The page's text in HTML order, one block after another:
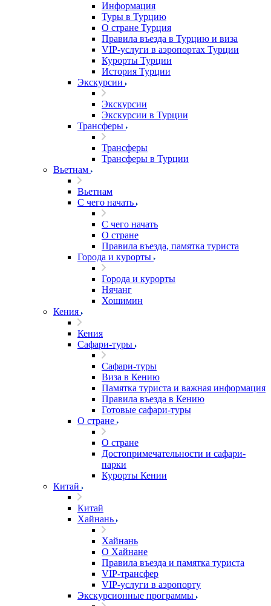
Информация
Туры в Турцию
О стране Турция
Правила въезда в Турцию и виза
VIP-услуги в аэропортах Турции
Курорты Турции
История Турции
Экскурсии
Экскурсии
Экскурсии в Турции
Трансферы
Трансферы
Трансферы в Турции
Вьетнам
Вьетнам
С чего начать
С чего начать
О стране
Правила въезда, памятка туриста
Города и курорты
Города и курорты
Нячанг
Хошимин
Кения
Кения
Сафари-туры
Сафари-туры
Виза в Кению
Памятка туриста и важная информация
Правила въезда в Кению
Готовые сафари-туры
О стране
О стране
Достопримечательности и сафари-
парки
Курорты Кении
Китай
Китай
Хайнань
Хайнань
О Хайнане
Правила въезда и памятка туриста
VIP-трансфер
VIP-услуги в аэропорту
Экскурсионные программы